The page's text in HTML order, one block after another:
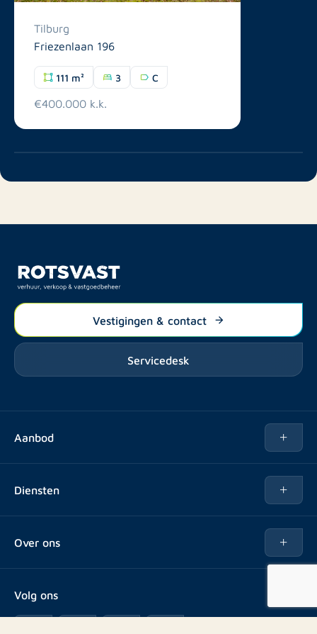
Tilburg
Friezenlaan 196
111 m² 3 C
€400.000 k.k.
Vestigingen & contact
Servicedesk
Aanbod
Diensten
Vastgoedbeheer
Over ons
Veelgestelde vragen
Volg ons